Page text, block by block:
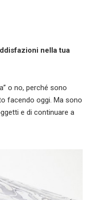
nella tua
o no, perché sono
facendo oggi. Ma sono
e di continuare a